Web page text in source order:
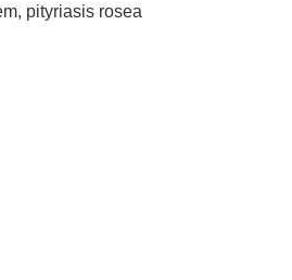
pityriasis rosea